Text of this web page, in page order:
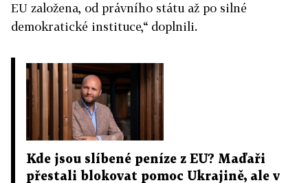
EU založena, od právního státu až po silné
demokratické instituce,“ doplnili.
Kde jsou slíbené peníze z EU? Maďaři
přestali blokovat pomoc Ukrajině, ale v